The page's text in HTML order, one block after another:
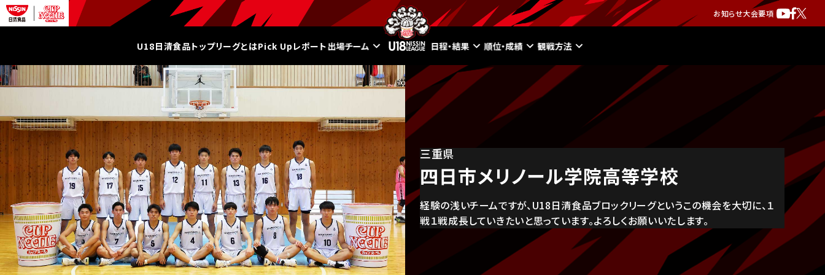
お知らせ大会要項
U18日清食品トップリーグとはPick Upレポート出場チーム 日程・結果 順位・成績 観戦方法
三重県
四日市メリノール学院高等学校
経験の浅いチームですが、U18日清食品ブロックリーグというこの機会を大切に、１
戦１戦成長していきたいと思っています。よろしくお願いいたします。